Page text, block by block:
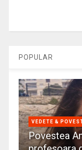
POPULAR
VEDETE &
Povestea